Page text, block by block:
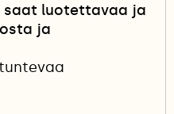
saat luotettavaa ja
ja